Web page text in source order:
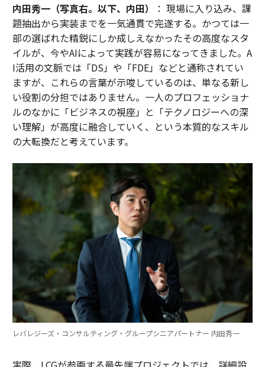
内田秀一（写真右。以下、内田）
： 現場に入り込み、課
題抽出から実装までを一気通貫で完遂する。かつては一
部の選ばれた精鋭にしか成しえなかったその高度なスタ
イルが、今やAIによって実践が容易になってきました。A
I活用の文脈では「DS」や「FDE」などと通称されてい
ますが、これらの言葉が示唆しているのは、単なる新し
い役割の分担ではありません。一人のプロフェッショナ
ルのなかに「ビジネスの視座」と「テクノロジーへの深
い理解」が高度に融合していく、という本質的なスキル
の大転換だと考えています。
レバレジーズ・コンサルティング・グループシニアパートナー 内田秀一